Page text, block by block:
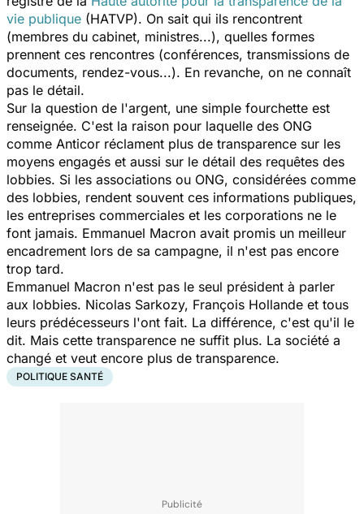
vie publique (HATVP). On sait qui ils rencontrent
(membres du cabinet, ministres...), quelles formes
prennent ces rencontres (conférences, transmissions de
documents, rendez-vous...). En revanche, on ne connaît
pas le détail.
Sur la question de l'argent, une simple fourchette est
renseignée. C'est la raison pour laquelle des ONG
comme Anticor réclament plus de transparence sur les
moyens engagés et aussi sur le détail des requêtes des
lobbies. Si les associations ou ONG, considérées comme
des lobbies, rendent souvent ces informations publiques,
les entreprises commerciales et les corporations ne le
font jamais. Emmanuel Macron avait promis un meilleur
encadrement lors de sa campagne, il n'est pas encore
trop tard.
Emmanuel Macron n'est pas le seul président à parler
aux lobbies. Nicolas Sarkozy, François Hollande et tous
leurs prédécesseurs l'ont fait. La différence, c'est qu'il le
dit. Mais cette transparence ne suffit plus. La société a
changé et veut encore plus de transparence.
POLITIQUE SANTÉ